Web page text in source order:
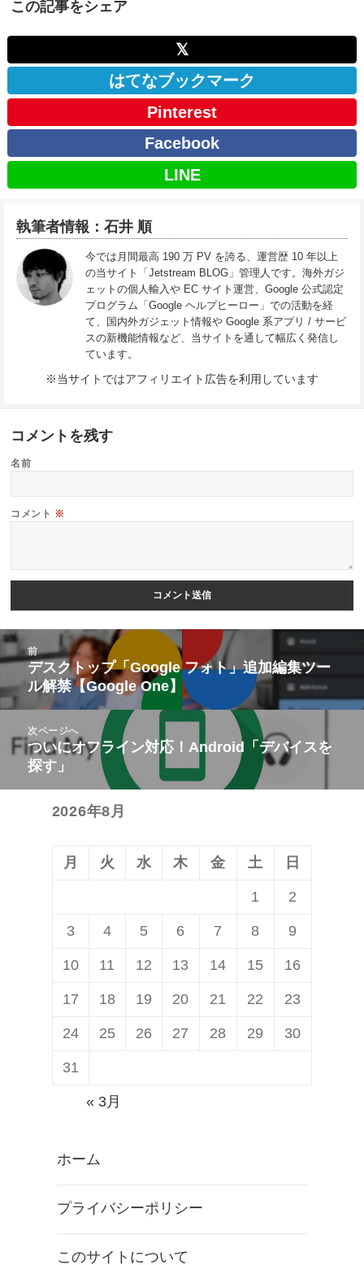
この記事をシェア
𝕏
はてなブックマーク
Pinterest
Facebook
LINE
執筆者情報：石井 順
今では月間最高 190 万 PV を誇る、運営歴 10 年以上
の当サイト「Jetstream BLOG」管理人です。海外ガジ
ェットの個人輸入や EC サイト運営、Google 公式認定
プログラム「Google ヘルプヒーロー」での活動を経
て、国内外ガジェット情報や Google 系アプリ / サービ
スの新機能情報など、当サイトを通して幅広く発信し
ています。
※当サイトではアフィリエイト広告を利用しています
コメントを残す
名前
コメント ※
投
稿
ナ
ビ
ー
前
前
の
投
稿:
デスクトップ「Google フォト」追加編集ツー
ル解禁【Google One】
次ページへ
次
の
ついにオフライン対応！Android「デバイスを
探す」
2026年8月
月 火 水 木 金 土 日
1 2
3 4 5 6 7 8 9
10 11 12 13 14 15 16
17 18 19 20 21 22 23
24 25 26 27 28 29 30
31
« 3月
ホーム
プライバシーポリシー
このサイトについて